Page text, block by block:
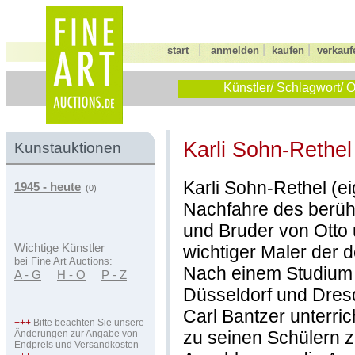
start anmelden kaufen
Künstler/ Schlagwort/
Kunstauktionen
1945 - heute (0)
Wichtige Künstler
bei Fine Art Auctions:
A - G H - O P - Z
+++ Bitte beachten Sie unsere
Änderungen zur Angabe von
Endpreis und Versandkosten
Karli Sohn-Rethel
Karli Sohn-Rethel
Nachfahre des
und Bruder von Otto
wichtiger Maler der
Nach einem
Düsseldorf und
Carl Bantzer
zu seinen Schülern